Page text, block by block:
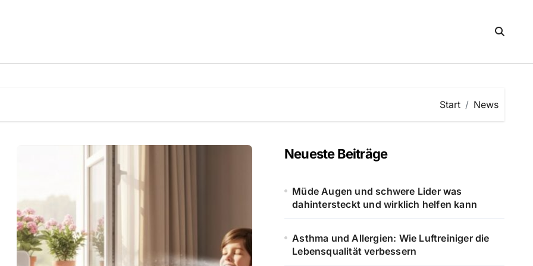
Start News
Neueste Beiträge
Müde Augen und schwere Lider was
dahintersteckt und wirklich helfen kann
Asthma und Allergien: Wie Luftreiniger die
Lebensqualität verbessern